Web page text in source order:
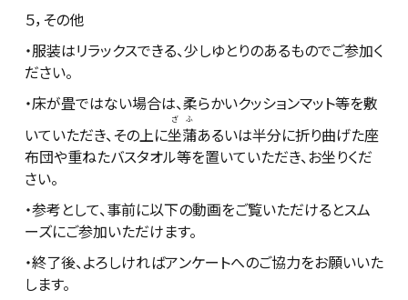
５，その他
・服装はリラックスできる、少しゆとりのあるものでご参加く
ださい。
・床が畳ではない場合は、柔らかいクッションマット等を敷
いていただき、その上に坐蒲
ざふ
あるいは半分に折り曲げた座
布団や重ねたバスタオル等を置いていただき、お坐りくだ
さい。
・参考として、事前に以下の動画をご覧いただけるとスム
ーズにご参加いただけます。
・終了後、よろしければアンケートへのご協力をお願いいた
します。